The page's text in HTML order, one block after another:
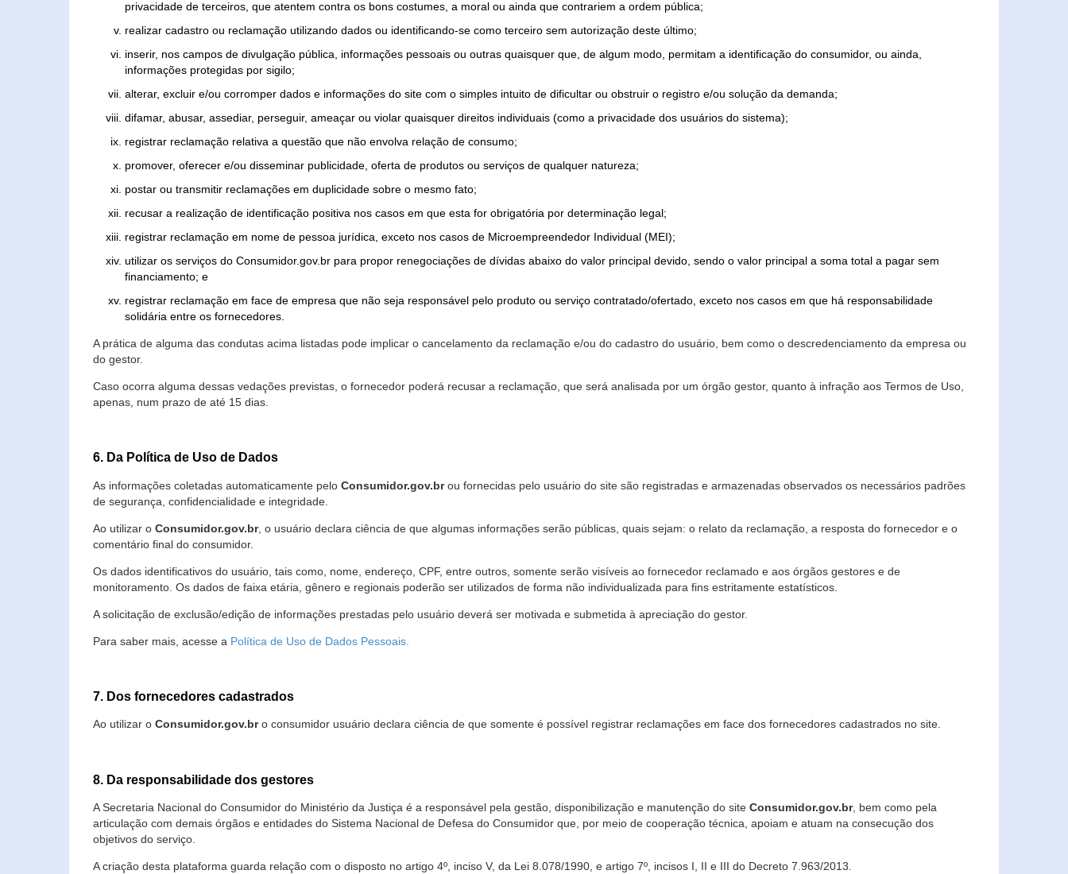
privacidade de terceiros, que atentem contra os bons costumes, a moral ou ainda que contrariem a ordem pública;
realizar cadastro ou reclamação utilizando dados ou identificando-se como terceiro sem autorização deste último;
inserir, nos campos de divulgação pública, informações pessoais ou outras quaisquer que, de algum modo, permitam a identificação do consumidor, ou ainda,
informações protegidas por sigilo;
alterar, excluir e/ou corromper dados e informações do site com o simples intuito de dificultar ou obstruir o registro e/ou solução da demanda;
difamar, abusar, assediar, perseguir, ameaçar ou violar quaisquer direitos individuais (como a privacidade dos usuários do sistema);
registrar reclamação relativa a questão que não envolva relação de consumo;
promover, oferecer e/ou disseminar publicidade, oferta de produtos ou serviços de qualquer natureza;
postar ou transmitir reclamações em duplicidade sobre o mesmo fato;
recusar a realização de identificação positiva nos casos em que esta for obrigatória por determinação legal;
registrar reclamação em nome de pessoa jurídica, exceto nos casos de Microempreendedor Individual (MEI);
utilizar os serviços do Consumidor.gov.br para propor renegociações de dívidas abaixo do valor principal devido, sendo o valor principal a soma total a pagar sem
financiamento; e
registrar reclamação em face de empresa que não seja responsável pelo produto ou serviço contratado/ofertado, exceto nos casos em que há responsabilidade
solidária entre os fornecedores.
A prática de alguma das condutas acima listadas pode implicar o cancelamento da reclamação e/ou do cadastro do usuário, bem como o descredenciamento da empresa ou
do gestor.
Caso ocorra alguma dessas vedações previstas, o fornecedor poderá recusar a reclamação, que será analisada por um órgão gestor, quanto à infração aos Termos de Uso,
apenas, num prazo de até 15 dias.
6. Da Política de Uso de Dados
As informações coletadas automaticamente pelo Consumidor.gov.brou fornecidas pelo usuário do site são registradas e armazenadas observados os necessários padrões
de segurança, confidencialidade e integridade.
Ao utilizar o Consumidor.gov.br, o usuário declara ciência de que algumas informações serão públicas, quais sejam: o relato da reclamação, a resposta do fornecedor e o
comentário final do consumidor.
Os dados identificativos do usuário, tais como, nome, endereço, CPF, entre outros, somente serão visíveis ao fornecedor reclamado e aos órgãos gestores e de
monitoramento. Os dados de faixa etária, gênero e regionais poderão ser utilizados de forma não individualizada para fins estritamente estatísticos.
A solicitação de exclusão/edição de informações prestadas pelo usuário deverá ser motivada e submetida à apreciação do gestor.
Para saber mais, acesse a Política de Uso de Dados Pessoais.
7. Dos fornecedores cadastrados
Ao utilizar o Consumidor.gov.bro consumidor usuário declara ciência de que somente é possível registrar reclamações em face dos fornecedores cadastrados no site.
8. Da responsabilidade dos gestores
A Secretaria Nacional do Consumidor do Ministério da Justiça é a responsável pela gestão, disponibilização e manutenção do site Consumidor.gov.br, bem como pela
articulação com demais órgãos e entidades do Sistema Nacional de Defesa do Consumidor que, por meio de cooperação técnica, apoiam e atuam na consecução dos
objetivos do serviço.
A criação desta plataforma guarda relação com o disposto no artigo 4º, inciso V, da Lei 8.078/1990, e artigo 7º, incisos I, II e III do Decreto 7.963/2013.